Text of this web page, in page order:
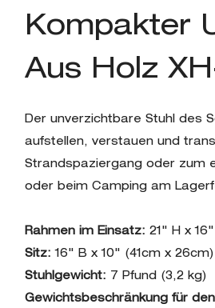
Kompakter
Aus Holz
Der unverzichtbare Stuhl des
aufstellen, verstauen und
Strandspaziergang oder zum
oder beim Camping am
Rahmen im Einsatz: 21" H x
Sitz:16" B x 10" (41cm x 26cm)
Stuhlgewicht:
7 Pfund (3,2 kg)
Gewichtsbeschränkung für